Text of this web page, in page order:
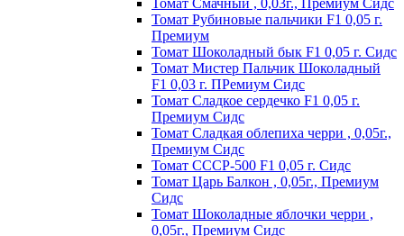
Томат Смачный , 0,03г., Премиум Сидс
Томат Рyбинoвыe пaльчики F1 0,05 г.
Пpeмиyм
Томат Шоколадный бык F1 0,05 г. Сидс
Томат Мистер Пальчик Шоколадный
F1 0,03 г. ПРемиум Сидс
Томат Сладкое сердечко F1 0,05 г.
Премиум Сидс
Томат Сладкая облепиха черри , 0,05г.,
Премиум Сидс
Томат СССР-500 F1 0,05 г. Сидс
Томат Царь Балкон , 0,05г., Премиум
Сидс
Томат Шоколадные яблочки черри ,
0,05г., Премиум Сидс